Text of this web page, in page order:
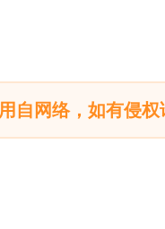
自网络，如有侵权